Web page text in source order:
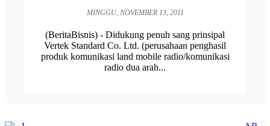
MINGGU, NOVEMBER 13, 2011
(BeritaBisnis) - Didukung penuh sang prinsipal
Vertek Standard Co. Ltd. (perusahaan penghasil
produk komunikasi land mobile radio/komunikasi
radio dua arah...